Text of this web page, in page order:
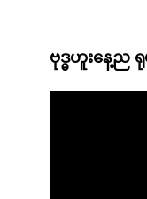
ဗုဒ္ဓဟူးနေ့ည